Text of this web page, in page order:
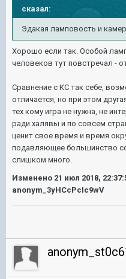
сказал:
Эдакая ламповость и
Хорошо если так. Особой
человеков тут повстречал -
Сравнение с КС так себе,
отличается, но при этом
тех кому игра не нужна, не
ради халявы и по совсем
ценит свое время и время
подавляющее большинство
слишком много.
Изменено 21 июл 2018,
anonym_3yHCcPcIc9wV